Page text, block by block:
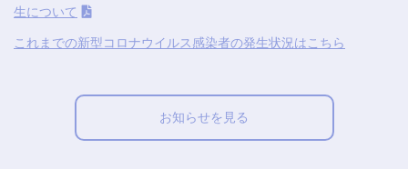
生について
これまでの新型コロナウイルス感染者の発生状況はこちら
お知らせを見る